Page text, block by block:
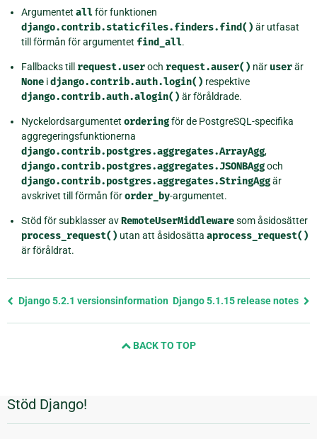
Argumentet allför funktionen
django.contrib.staticfiles.finders.find() är utfasat
till förmån för argumentet find_all.
Fallbacks till request.useroch request.auser() när userär
None idjango.contrib.auth.login() respektive
django.contrib.auth.alogin() är föråldrade.
Nyckelordsargumentet orderingför de PostgreSQL-specifika
aggregeringsfunktionerna
django.contrib.postgres.aggregates.ArrayAgg,
django.contrib.postgres.aggregates.JSONBAggoch
django.contrib.postgres.aggregates.StringAggär
avskrivet till förmån förorder_by-argumentet.
Stöd för subklasser avRemoteUserMiddlewaresom åsidosätter
process_request() utan att åsidosätta aprocess_request()
är föråldrat.
Föregående
Django 5.2.1 versionsinformation Django 5.1.15 release notes
BACK TO TOP
Ytterligare
information
Stöd Django!